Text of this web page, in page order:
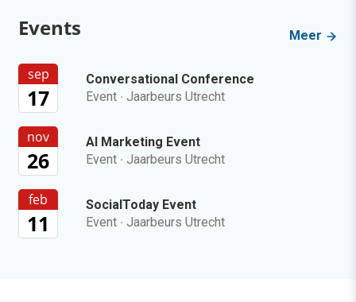
Events Meer
sep
17
Conversational Conference
Event · Jaarbeurs Utrecht
nov
26
AI Marketing Event
Event · Jaarbeurs Utrecht
feb
11
SocialToday Event
Event · Jaarbeurs Utrecht